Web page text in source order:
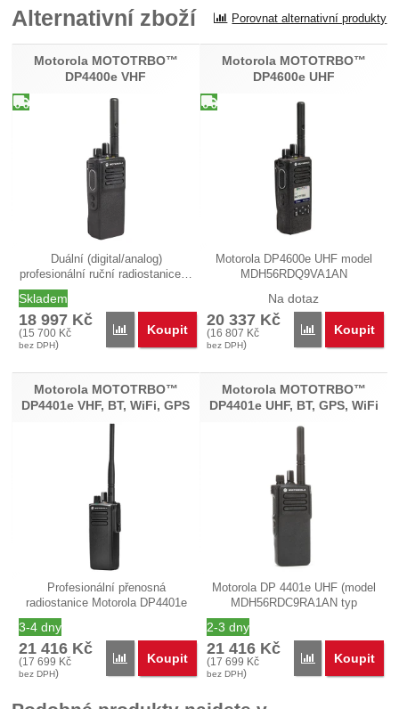
Recenze
Nebyla přidána žádná recenze.
Alternativní zboží Porovnat alternativní produkty
Motorola MOTOTRBO™
DP4400e VHF
Duální (digital/analog)
profesionální ruční radiostanice…
Skladem
18 997 Kč
(15 700 Kč
bez DPH)
Porovnat
Koupit
Motorola MOTOTRBO™
DP4600e UHF
Motorola DP4600e UHF model
MDH56RDQ9VA1AN
Na dotaz
20 337 Kč
(16 807 Kč
bez DPH)
Porovnat
Koupit
Motorola MOTOTRBO™
DP4401e VHF, BT, WiFi, GPS
Profesionální přenosná
radiostanice Motorola DP4401e
3-4 dny
21 416 Kč
(17 699 Kč
bez DPH)
Porovnat
Koupit
Motorola MOTOTRBO™
DP4401e UHF, BT, GPS, WiFi
Motorola DP 4401e UHF (model
MDH56RDC9RA1AN typ
PBER502CE) je…
2-3 dny
21 416 Kč
(17 699 Kč
bez DPH)
Porovnat
Koupit